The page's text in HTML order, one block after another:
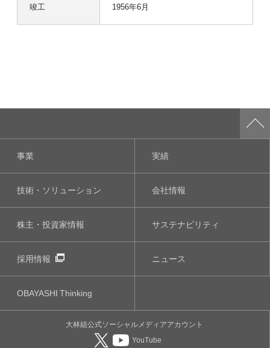
竣工 1956年6月
事業 実績
技術・ソリューション 会社情報
株主・投資家情報 サステナビリティ
採用情報 ニュース
OBAYASHIThinking
大林組公式ソーシャルメディアアカウント
YouTube